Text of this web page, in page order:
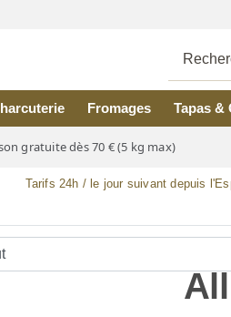
Fromages Tapas &
gratuite dès 70 € (5 kg max)
Tarifs 24h / le jour suivant depuis